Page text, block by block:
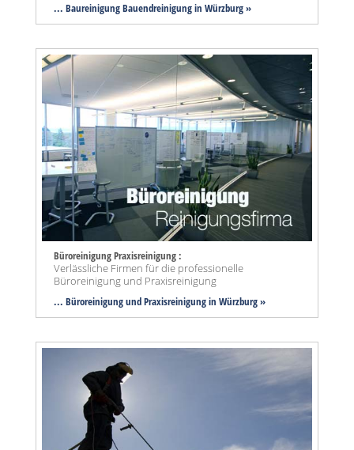
... Baureinigung Bauendreinigung in Würzburg »
Büroreinigung Praxisreinigung :
Verlässliche Firmen für die professionelle
Büroreinigung und Praxisreinigung
... Büroreinigung und Praxisreinigung in Würzburg »